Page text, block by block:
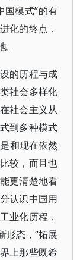
国模式”的有
化的终点，
的历程与成
社会多样化
社会主义从
到多种模式
和现在依然
较，而且也
更清楚地看
认识中国用
业化历程，
形态，“拓展
上那些既希